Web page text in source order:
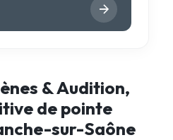
& Audition,
de pointe
sur-Saône